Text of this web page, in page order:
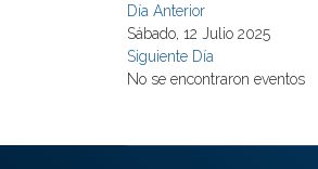
Día Anterior
Sábado, 12 Julio 2025
Siguiente Día
No se encontraron eventos